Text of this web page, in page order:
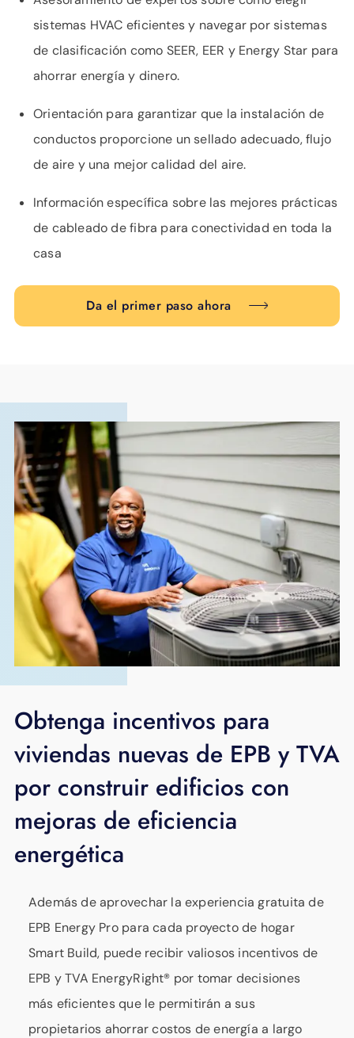
sistemas HVAC eficientes y navegar por sistemas
de clasificación como SEER, EER y Energy Star para
ahorrar energía y dinero.
Orientación para garantizar que la instalación de
conductos proporcione un sellado adecuado, flujo
de aire y una mejor calidad del aire.
Información específica sobre las mejores prácticas
de cableado de fibra para conectividad en toda la
casa
Da el primer paso ahora
Obtenga incentivos para
viviendas nuevas de EPB y TVA
por construir edificios con
mejoras de eficiencia
energética
Además de aprovechar la experiencia gratuita de
EPB Energy Pro para cada proyecto de hogar
Smart Build, puede recibir valiosos incentivos de
EPB y TVA EnergyRight® por tomar decisiones
más eficientes que le permitirán a sus
propietarios ahorrar costos de energía a largo